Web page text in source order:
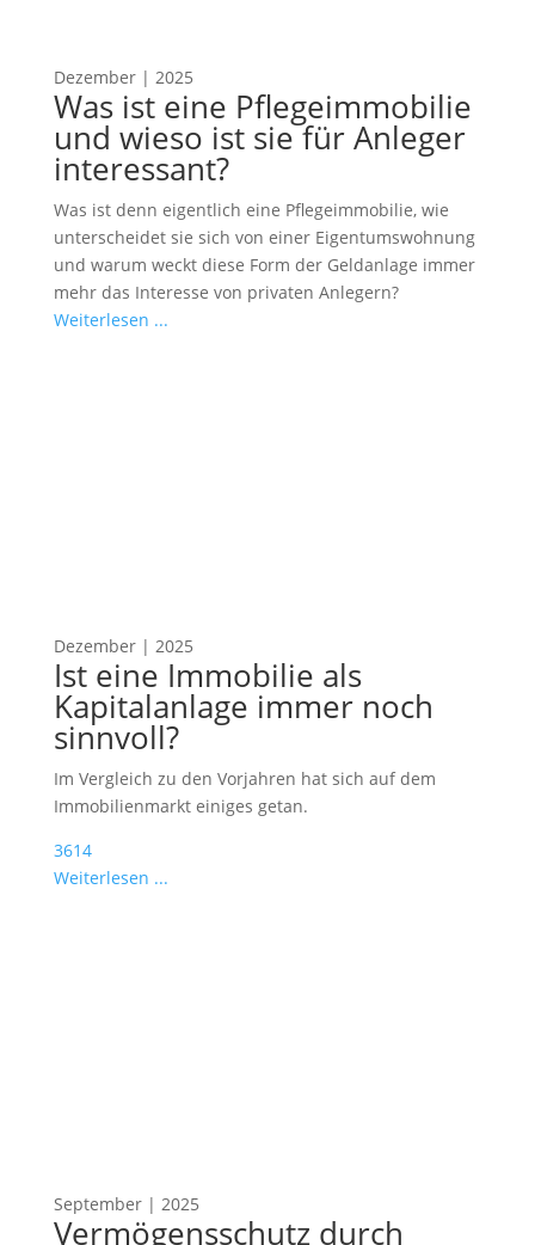
Dezember | 2025
Was ist eine Pflegeimmobilie
und wieso ist sie für Anleger
interessant?
Was ist denn eigentlich eine Pflegeimmobilie, wie
unterscheidet sie sich von einer Eigentumswohnung
und warum weckt diese Form der Geldanlage immer
mehr das Interesse von privaten Anlegern?
Weiterlesen ...
Dezember | 2025
Ist eine Immobilie als
Kapitalanlage immer noch
sinnvoll?
Im Vergleich zu den Vorjahren hat sich auf dem
Immobilienmarkt einiges getan.
3614
Weiterlesen ...
September | 2025
Vermögensschutz durch